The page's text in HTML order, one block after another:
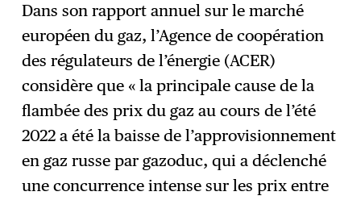
Dans son rapport annuel sur le marché
européen du gaz, l’Agence de coopération
des régulateurs de l’énergie (ACER)
considère que « la principale cause de la
flambée des prix du gaz au cours de l’été
2022 a été la baisse de l’approvisionnement
en gaz russe par gazoduc, qui a déclenché
une concurrence intense sur les prix entre